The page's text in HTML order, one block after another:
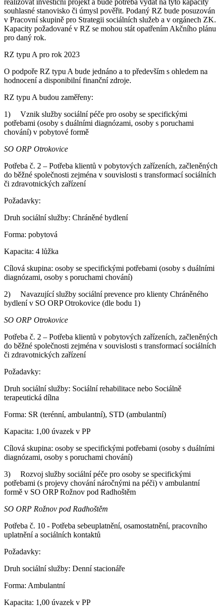
souhlasné stanovisko či úmysl pověřit. Podaný RZ bude posuzován
v Pracovní skupině pro Strategii sociálních služeb a v orgánech ZK.
Kapacity požadované v RZ se mohou stát opatřením Akčního plánu
pro daný rok.
RZ typu A pro rok 2023
O podpoře RZ typu A bude jednáno a to především s ohledem na
hodnocení a disponibilní finanční zdroje.
RZ typu A budou zaměřeny:
1) Vznik služby sociální péče pro osoby se specifickými
potřebami (osoby s duálními diagnózami, osoby s poruchami
chování) v pobytové formě
SO ORP Otrokovice
Potřeba č. 2 – Potřeba klientů v pobytových zařízeních, začleněných
do běžné společnosti zejména v souvislosti s transformací sociálních
či zdravotnických zařízení
Požadavky:
Druh sociální služby: Chráněné bydlení
Forma: pobytová
Kapacita: 4 lůžka
Cílová skupina: osoby se specifickými potřebami (osoby s duálními
diagnózami, osoby s poruchami chování)
2) Navazující služby sociální prevence pro klienty Chráněného
bydlení v SO ORP Otrokovice (dle bodu 1)
SO ORP Otrokovice
Potřeba č. 2 – Potřeba klientů v pobytových zařízeních, začleněných
do běžné společnosti zejména v souvislosti s transformací sociálních
či zdravotnických zařízení
Požadavky:
Druh sociální služby: Sociální rehabilitace nebo Sociálně
terapeutická dílna
Forma: SR (terénní, ambulantní), STD (ambulantní)
Kapacita: 1,00 úvazek v PP
Cílová skupina: osoby se specifickými potřebami (osoby s duálními
diagnózami, osoby s poruchami chování)
3) Rozvoj služby sociální péče pro osoby se specifickými
potřebami (s projevy chování náročnými na péči) v ambulantní
formě v SO ORP Rožnov pod Radhoštěm
SO ORP Rožnov pod Radhoštěm
Potřeba č. 10 - Potřeba sebeuplatnění, osamostatnění, pracovního
uplatnění a sociálních kontaktů
Požadavky:
Druh sociální služby: Denní stacionáře
Forma: Ambulantní
Kapacita: 1,00 úvazek v PP